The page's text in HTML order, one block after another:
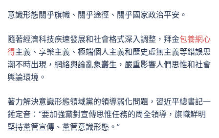
意識形態關乎旗幟、關乎途徑、關乎國家政治平安。
隨著經濟科技疾速發展和社會格式深入調整，拜金包養網心
得主義、享樂主義、極端個人主義和歷史虛無主義等錯誤思
潮不時出現，網絡輿論亂象叢生，嚴重影響人們思惟和社會
輿論環境。
著力解決意識形態領域黨的領導弱化問題，習近平總書記一
錘定音：“要加強黨對宣傳思惟任務的周全領導，旗幟鮮明
堅持黨管宣傳、黨管意識形態。”